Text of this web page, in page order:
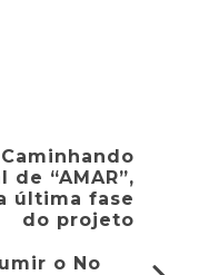
“AMAR”,
última fase
do projeto
o No